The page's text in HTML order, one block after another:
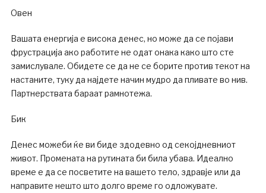
Овен
Вашата енергија е висока денес, но може да се појави
фрустрација ако работите не одат онака како што сте
замислувале. Обидете се да не се борите против текот на
настаните, туку да најдете начин мудро да пливате во нив.
Партнерствата бараат рамнотежа.
Бик
Денес можеби ќе ви биде здодевно од секојдневниот
живот. Промената на рутината би била убава. Идеално
време е да се посветите на вашето тело, здравје или да
направите нешто што долго време го одложувате.